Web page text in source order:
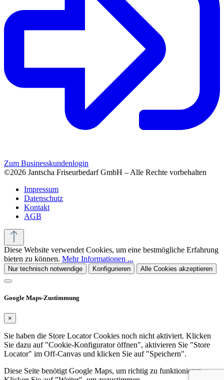
Zum Businesskundenlogin
©2026 Jantscha Friseurbedarf GmbH – Alle Rechte vorbehalten
Impressum
Datenschutz
Kontakt
AGB
Diese Website verwendet Cookies, um eine bestmögliche Erfahrung
bieten zu können. Mehr Informationen ...
Nur technisch notwendige Konfigurieren Alle Cookies akzeptieren
Google Maps-Zustimmung
×
Sie haben die Store Locator Cookies noch nicht aktiviert. Klicken
Sie dazu auf "Cookie-Konfigurator öffnen", aktivieren Sie "Store
Locator" im Off-Canvas und klicken Sie auf "Speichern".
Diese Seite benötigt Google Maps, um richtig zu funktionieren.